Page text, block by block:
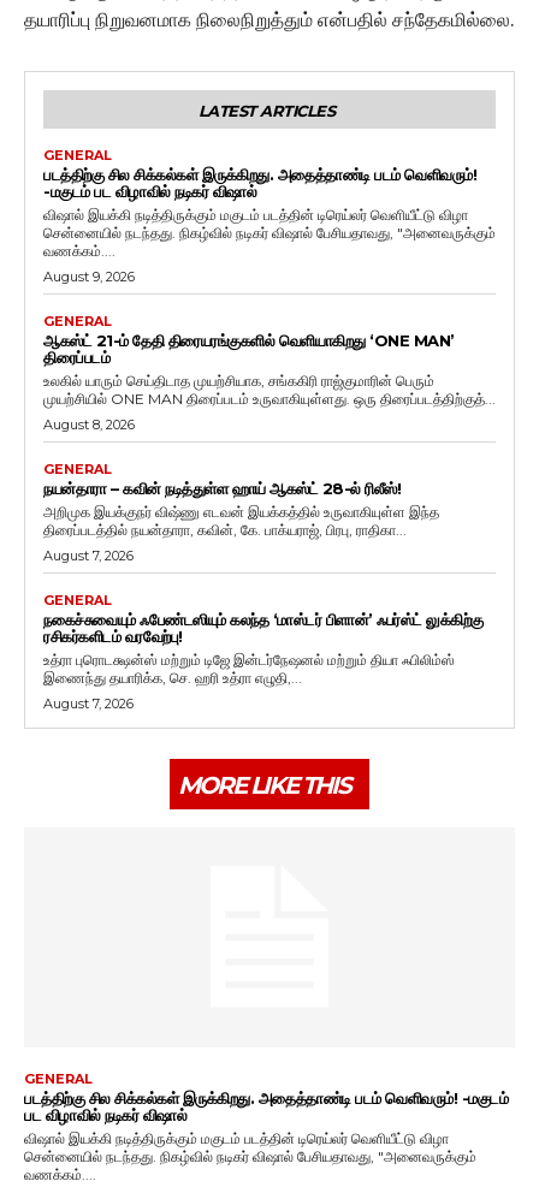
தயாரிப்பு நிறுவனமாக நிலைநிறுத்தும் என்பதில் சந்தேகமில்லை.
LATEST ARTICLES
GENERAL
படத்திற்கு சில சிக்கல்கள் இருக்கிறது. அதைத்தாண்டி படம் வெளிவரும்!
-மகுடம் பட விழாவில் நடிகர் விஷால்
விஷால் இயக்கி நடித்திருக்கும் மகுடம் படத்தின் டிரெய்லர் வெளியீட்டு விழா
சென்னையில் நடந்தது. நிகழ்வில் நடிகர் விஷால் பேசியதாவது, "அனைவருக்கும்
வணக்கம்....
August 9, 2026
GENERAL
ஆகஸ்ட் 21-ம் தேதி திரையரங்குகளில் வெளியாகிறது ‘ONE MAN’
திரைப்படம்
உலகில் யாரும் செய்திடாத முயற்சியாக, சங்ககிரி ராஜ்குமாரின் பெரும்
முயற்சியில் ONE MAN திரைப்படம் உருவாகியுள்ளது. ஒரு திரைப்படத்திற்குத்...
August 8, 2026
GENERAL
நயன்தாரா – கவின் நடித்துள்ள ஹாய் ஆகஸ்ட் 28-ல் ரிலீஸ்!
அறிமுக இயக்குநர் விஷ்ணு எடவன் இயக்கத்தில் உருவாகியுள்ள இந்த
திரைப்படத்தில் நயன்தாரா, கவின், கே. பாக்யராஜ், பிரபு, ராதிகா...
August 7, 2026
GENERAL
நகைச்சுவையும் ஃபேண்டஸியும் கலந்த ‘மாஸ்டர் பிளான்’ ஃபர்ஸ்ட் லுக்கிற்கு
ரசிகர்களிடம் வரவேற்பு!
உத்ரா புரொடக்ஷன்ஸ் மற்றும் டிஜே இன்டர்நேஷனல் மற்றும் தியா ஃபிலிம்ஸ்
இணைந்து தயாரிக்க, செ. ஹரி உத்ரா எழுதி,...
August 7, 2026
MORE LIKE THIS
GENERAL
படத்திற்கு சில சிக்கல்கள் இருக்கிறது. அதைத்தாண்டி படம் வெளிவரும்! -மகுடம்
பட விழாவில் நடிகர் விஷால்
விஷால் இயக்கி நடித்திருக்கும் மகுடம் படத்தின் டிரெய்லர் வெளியீட்டு விழா
சென்னையில் நடந்தது. நிகழ்வில் நடிகர் விஷால் பேசியதாவது, "அனைவருக்கும்
வணக்கம்....